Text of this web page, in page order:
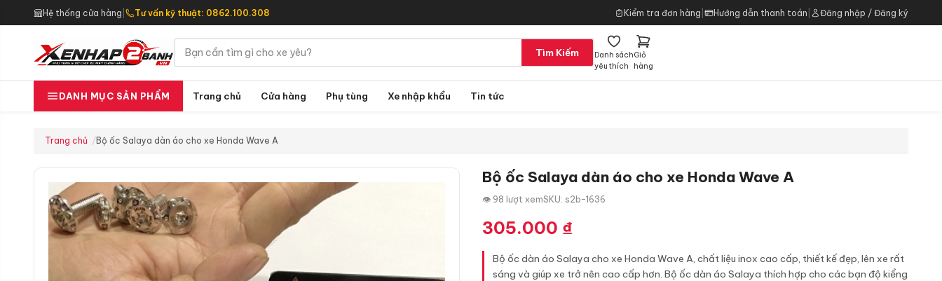
Hệ thống cửa hàng Tư vấn kỹ thuật: 0862.100.308 Kiểm tra đơn hàng Hướng dẫn thanh toán Đăng nhập / Đăng ký
Tìm Kiếm
Danh sách
yêu thích
Giỏ
hàng
DANH MỤC SẢN PHẨM Trang chủ Cửa hàng Phụ tùng Xe nhập khẩu Tin tức
Trang chủ Bộ ốc Salaya dàn áo cho xe Honda Wave A
Bộ ốc Salaya dàn áo cho xe Honda Wave A
👁 98 lượt xemSKU: s2b-1636
305.000 ₫
Bộ ốc dàn áo Salaya cho xe Honda Wave A, chất liệu inox cao cấp, thiết kế đẹp, lên xe rất
sáng và giúp xe trở nên cao cấp hơn. Bộ ốc dàn áo Salaya thích hợp cho các bạn độ kiểng